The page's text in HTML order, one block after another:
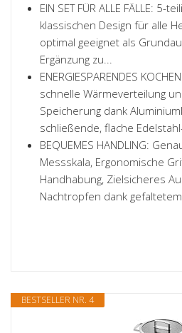
EIN SET FÜR ALLE FÄLLE: 5-
klassischen Design für alle
optimal geeignet als
Ergänzung zu...
ENERGIESPARENDES
schnelle Wärmeverteilung
Speicherung dank
schließende, flache
BEQUEMES HANDLING:
Messskala, Ergonomische
Handhabung, Zielsicheres
Nachtropfen dank
BESTSELLER NR. 4